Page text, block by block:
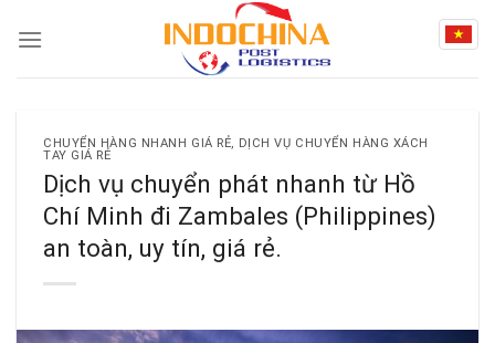
CHUYỂN HÀNG NHANH GIÁ RẺ, DỊCH VỤ CHUYỂN HÀNG XÁCH
TAY GIÁ RẺ
Dịch vụ chuyển phát nhanh từ Hồ
Chí Minh đi Zambales (Philippines)
an toàn, uy tín, giá rẻ.